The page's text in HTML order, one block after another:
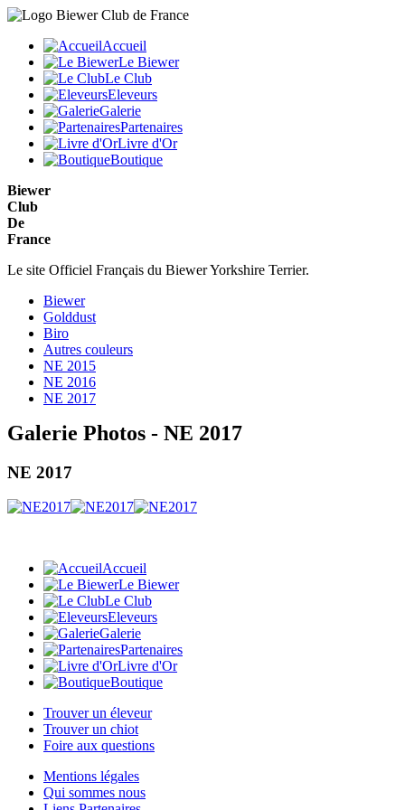
Accueil
Le Biewer
Le Club
Eleveurs
Galerie
Partenaires
Livre d'Or
Boutique
Biewer
Club
De
France
Le site Officiel Français du Biewer Yorkshire Terrier.
Biewer
Golddust
Biro
Autres couleurs
NE 2015
NE 2016
NE 2017
Galerie Photos - NE 2017
NE 2017
Accueil
Le Biewer
Le Club
Eleveurs
Galerie
Partenaires
Livre d'Or
Boutique
Trouver un éleveur
Trouver un chiot
Foire aux questions
Mentions légales
Qui sommes nous